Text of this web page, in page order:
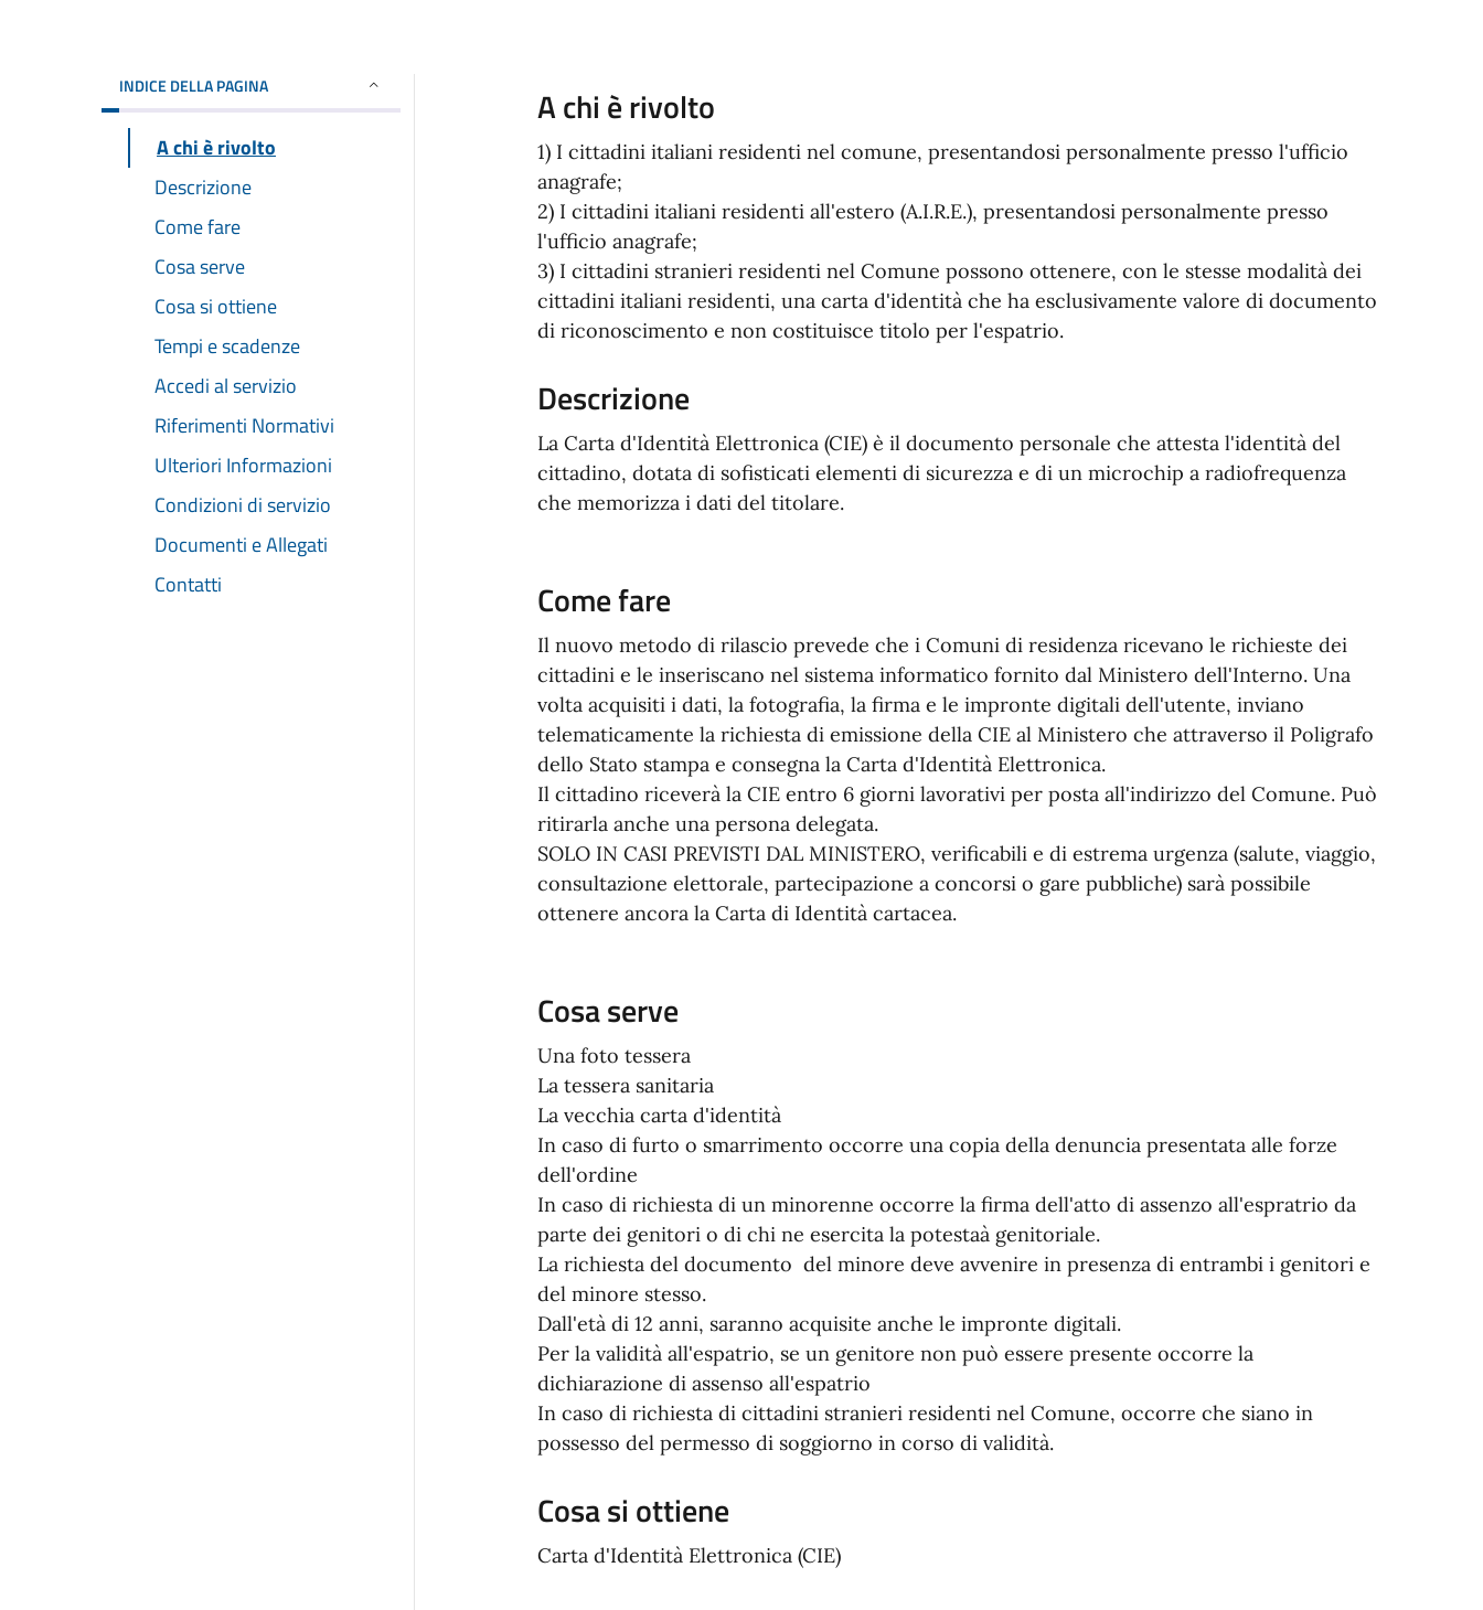
INDICE DELLA PAGINA
A chi è rivolto
Descrizione
Come fare
Cosa serve
Cosa si ottiene
Tempi e scadenze
Accedi al servizio
Riferimenti Normativi
Ulteriori Informazioni
Condizioni di servizio
Documenti e Allegati
Contatti
A chi è rivolto
1) I cittadini italiani residenti nel comune, presentandosi personalmente presso l'ufficio
anagrafe;
2) I cittadini italiani residenti all'estero (A.I.R.E.), presentandosi personalmente presso
l'ufficio anagrafe;
3) I cittadini stranieri residenti nel Comune possono ottenere, con le stesse modalità dei
cittadini italiani residenti, una carta d'identità che ha esclusivamente valore di documento
di riconoscimento e non costituisce titolo per l'espatrio.
Descrizione
La Carta d'Identità Elettronica (CIE) è il documento personale che attesta l'identità del
cittadino, dotata di sofisticati elementi di sicurezza e di un microchip a radiofrequenza
che memorizza i dati del titolare.
Come fare
Il nuovo metodo di rilascio prevede che i Comuni di residenza ricevano le richieste dei
cittadini e le inseriscano nel sistema informatico fornito dal Ministero dell'Interno. Una
volta acquisiti i dati, la fotografia, la firma e le impronte digitali dell'utente, inviano
telematicamente la richiesta di emissione della CIE al Ministero che attraverso il Poligrafo
dello Stato stampa e consegna la Carta d'Identità Elettronica.
Il cittadino riceverà la CIE entro 6 giorni lavorativi per posta all'indirizzo del Comune. Può
ritirarla anche una persona delegata.
SOLO IN CASI PREVISTI DAL MINISTERO, verificabili e di estrema urgenza (salute, viaggio,
consultazione elettorale, partecipazione a concorsi o gare pubbliche) sarà possibile
ottenere ancora la Carta di Identità cartacea.
Cosa serve
Una foto tessera
La tessera sanitaria
La vecchia carta d'identità
In caso di furto o smarrimento occorre una copia della denuncia presentata alle forze
dell'ordine
In caso di richiesta di un minorenne occorre la firma dell'atto di assenzo all'espratrio da
parte dei genitori o di chi ne esercita la potestaà genitoriale.
La richiesta del documento del minore deve avvenire in presenza di entrambi i genitori e
del minore stesso.
Dall'età di 12 anni, saranno acquisite anche le impronte digitali.
Per la validità all'espatrio, se un genitore non può essere presente occorre la
dichiarazione di assenso all'espatrio
In caso di richiesta di cittadini stranieri residenti nel Comune, occorre che siano in
possesso del permesso di soggiorno in corso di validità.
Cosa si ottiene
Carta d'Identità Elettronica (CIE)